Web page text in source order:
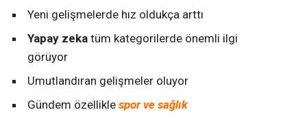
Yeni gelişmelerde hız oldukça arttı
Yapay zeka tüm kategorilerde önemli ilgi
görüyor
Umutlandıran gelişmeler oluyor
Gündem özellikle spor ve sağlık